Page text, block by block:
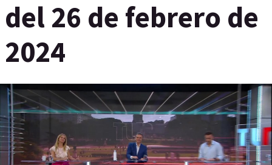
del 26 de febrero de
2024